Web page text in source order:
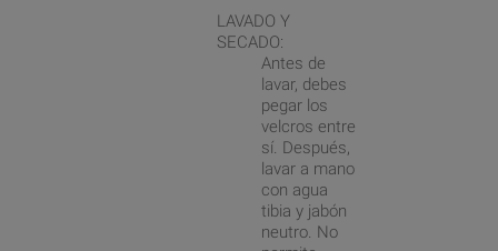
LAVADO Y
SECADO:
Antes de
lavar, debes
pegar los
velcros entre
sí. Después,
lavar a mano
con agua
tibia y jabón
neutro. No